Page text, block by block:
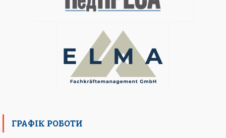
ГРАФІК РОБОТИ